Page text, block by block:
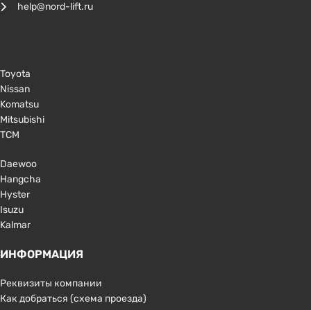
help@nord-lift.ru
Toyota
Nissan
Komatsu
Mitsubishi
TCM
Daewoo
Hangcha
Hyster
Isuzu
Kalmar
ИНФОРМАЦИЯ
Реквизиты компании
Как добраться (схема проезда)